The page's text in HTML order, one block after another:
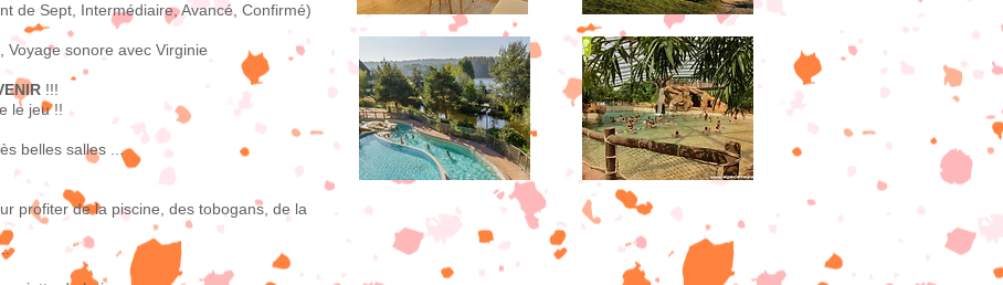
de Sept, Intermédiaire, Avancé, Confirmé)
sonore avec Virginie
!!!
le jeu !!
belles salles ...
profiter de la piscine, des tobogans, de la